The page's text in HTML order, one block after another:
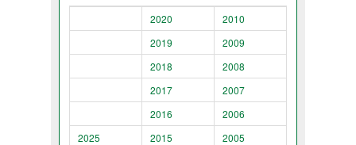
2020
2010
2019
2009
2018
2008
2017
2007
2016
2006
2025
2015
2005